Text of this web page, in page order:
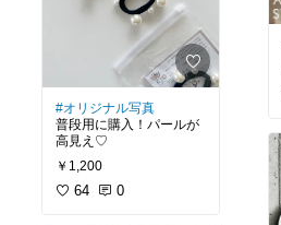
#オリジナル写真
普段用に購入！パールが
高見え♡
￥1,200
64 0